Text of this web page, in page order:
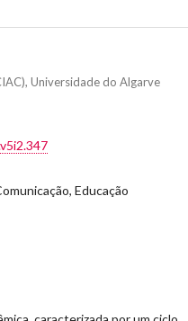
Universidade do Algarve
Educação